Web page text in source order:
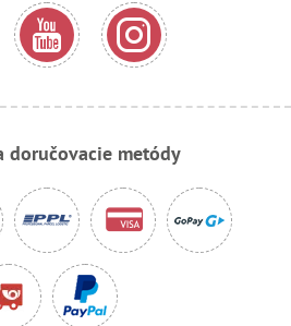
doručovacie metódy